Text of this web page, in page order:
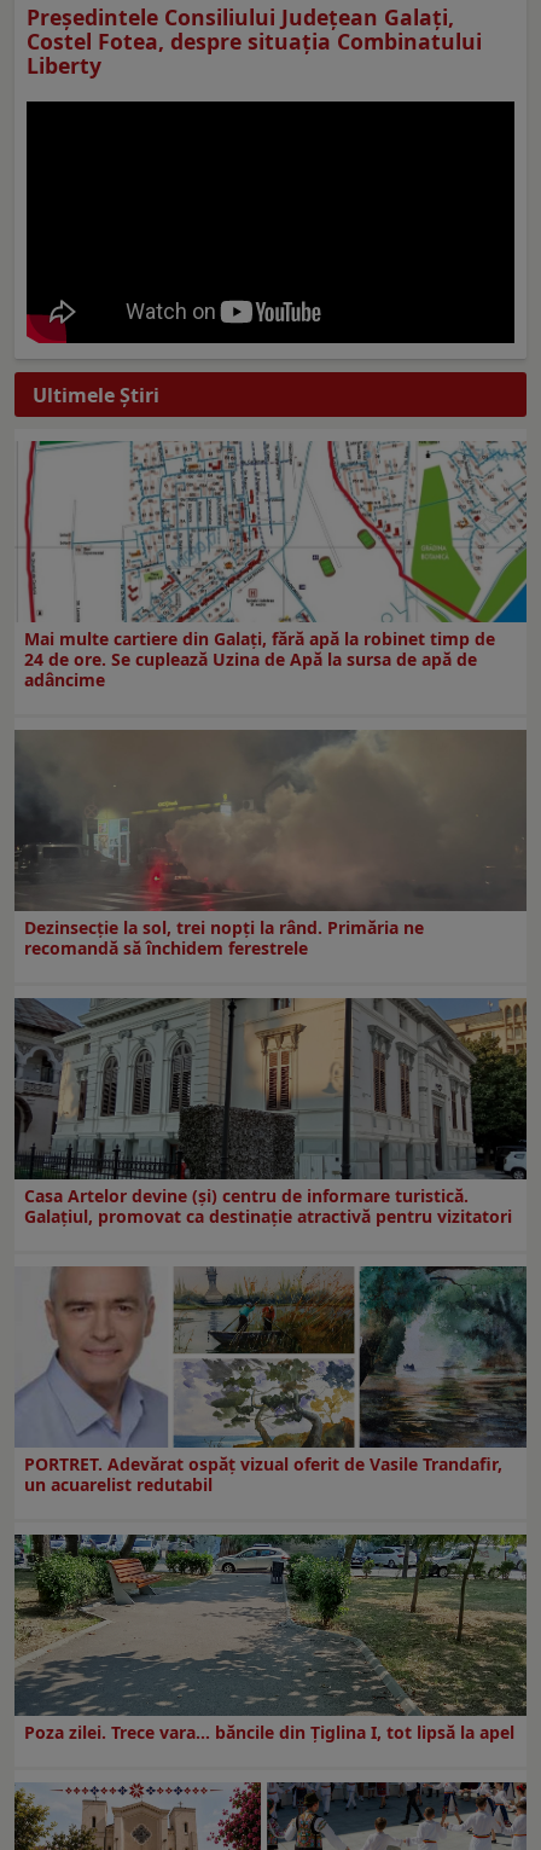
Preşedintele Consiliului Judeţean Galaţi,
Costel Fotea, despre situaţia Combinatului
Liberty
Ultimele Ştiri
Mai multe cartiere din Galați, fără apă la robinet timp de
24 de ore. Se cuplează Uzina de Apă la sursa de apă de
adâncime
Dezinsecţie la sol, trei nopţi la rând. Primăria ne
recomandă să închidem ferestrele
Casa Artelor devine (şi) centru de informare turistică.
Galaţiul, promovat ca destinaţie atractivă pentru vizitatori
PORTRET. Adevărat ospăț vizual oferit de Vasile Trandafir,
un acuarelist redutabil
Poza zilei. Trece vara… băncile din Ţiglina I, tot lipsă la apel